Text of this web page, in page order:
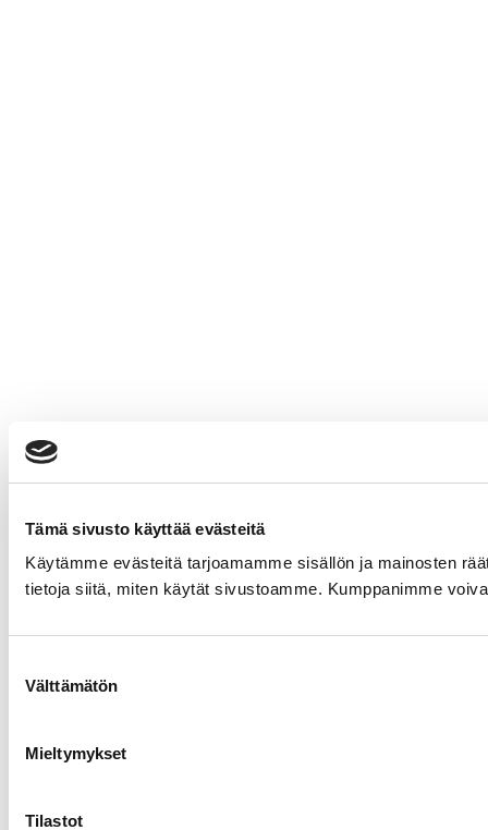
Tämä sivusto käyttää evästeitä
Käytämme evästeitä tarjoamamme sisällön ja mainosten
tietoja siitä, miten käytät sivustoamme. Kumppanimme
valinta
Välttämätön
Mieltymykset
Tilastot